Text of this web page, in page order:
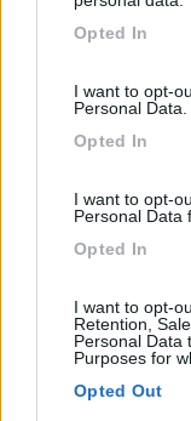
grant or deny
use your data for
Opted In
I want to opt-
Personal Data.
Opted In
I want to opt-
Personal Data
Opted In
I want to opt-
Retention,
Personal Data
Purposes for
Opted Out
Campeggio
Il Gelso